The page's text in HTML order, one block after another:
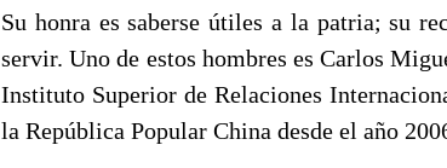
Su honra es saberse útiles a la patria; su
servir. Uno de estos hombres es Carlos
Instituto Superior de Relaciones
la República Popular China desde el año